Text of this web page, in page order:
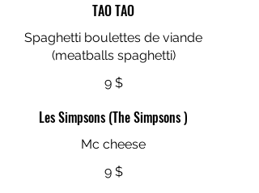
TAO TAO
Spaghetti boulettes de viande
(meatballs spaghetti)
9 $
Les Simpsons (The Simpsons )
Mc cheese
9 $